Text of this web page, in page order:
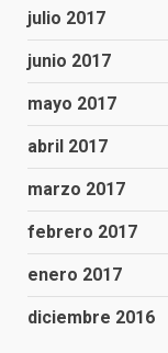
julio 2017
junio 2017
mayo 2017
abril 2017
marzo 2017
febrero 2017
enero 2017
diciembre 2016